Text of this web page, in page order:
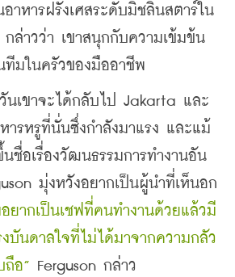
าหารฝรั่งเศสระดับมิชลินสตาร์ใน
กล่าวว่า เขาสนุกกับความเข้มข้น
ทีมในครัวของมืออาชีพ
เขาจะได้กลับไป Jakarta และ
หารหรูที่นั่นซึ่งกำลังมาแรง และแม้
ชื่อเรื่องวัฒนธรรมการทำงานอัน
มุ่งหวังอยากเป็นผู้นำที่เห็นอก
ยากเป็นเชฟที่คนทำงานด้วยแล้วมี
บันดาลใจที่ไม่ได้มาจากความกลัว
ถือ”
Ferguson กล่าว